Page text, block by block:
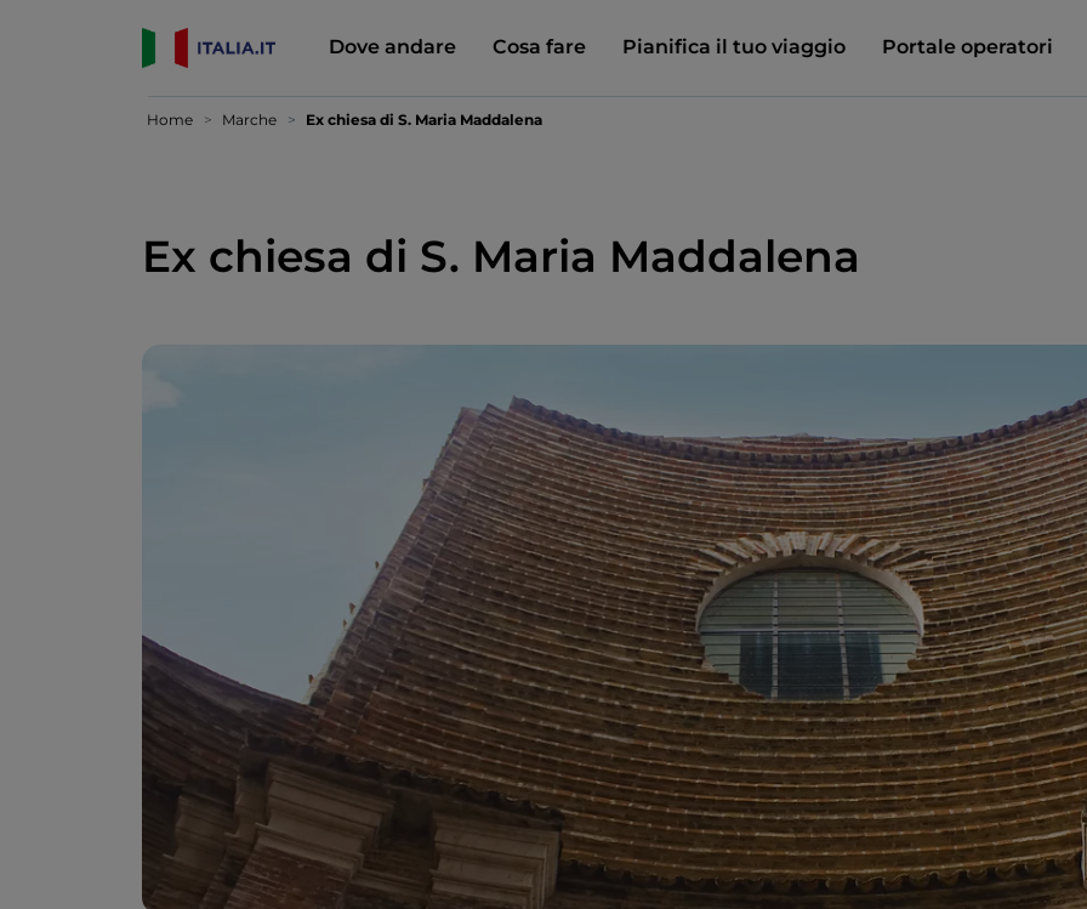
Dove andare Cosa fare Pianifica il tuo viaggio Portale operatori
Home Marche Ex chiesa di S. Maria Maddalena
Ex chiesa di S. Maria Maddalena